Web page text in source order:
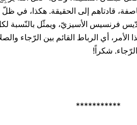
قادتاهم إلى الحقيقة. هكذا، في
فرنسيس الأسيزيّ، ويمثّل بالنّسبة
أي الرباط القائم بين الرّجاء
شكراً!
***********